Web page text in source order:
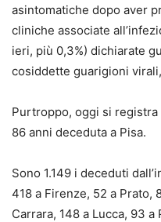
asintomatiche dopo aver
cliniche associate
ieri, più 0,3%) dichiarate
cosiddette guarigioni
Purtroppo, oggi si registra
86 anni deceduta a Pisa.
Sono 1.149 i deceduti
418 a Firenze, 52 a Prato,
Carrara, 148 a Lucca, 93